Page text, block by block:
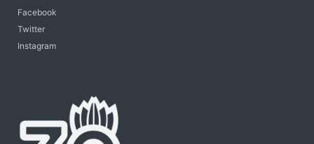
Facebook
Twitter
Instagram